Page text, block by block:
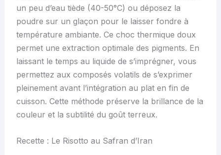
un peu d’eau tiède (40-50°C) ou déposez la
poudre sur un glaçon pour le laisser fondre à
température ambiante. Ce choc thermique doux
permet une extraction optimale des pigments. En
laissant le temps au liquide de s’imprégner, vous
permettez aux composés volatils de s’exprimer
pleinement avant l’intégration au plat en fin de
cuisson. Cette méthode préserve la brillance de la
couleur et la subtilité du goût terreux.
Recette : Le Risotto au Safran d’Iran